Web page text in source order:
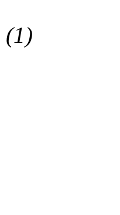
(1)